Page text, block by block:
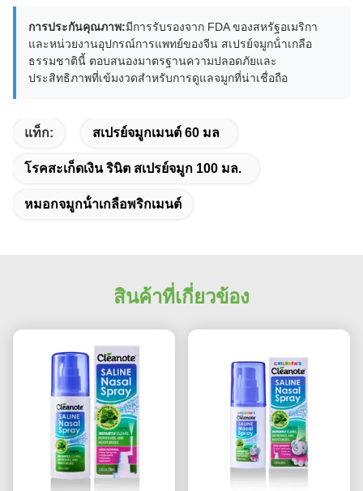
การประกันคุณภาพ:มีการรับรองจาก FDA ของสหรัฐอเมริกา
และหน่วยงานอุปกรณ์การแพทย์ของจีน สเปรย์จมูกน้ําเกลือ
ธรรมชาตินี้ ตอบสนองมาตรฐานความปลอดภัยและ
ประสิทธิภาพที่เข้มงวดสําหรับการดูแลจมูกที่น่าเชื่อถือ
แท็ก: สเปรย์จมูกเมนต์ 60 มล
โรคสะเก็ดเงิน รินิต สเปรย์จมูก 100 มล.
หมอกจมูกน้ําเกลือพริกเมนต์
สินค้าที่เกี่ยวข้อง